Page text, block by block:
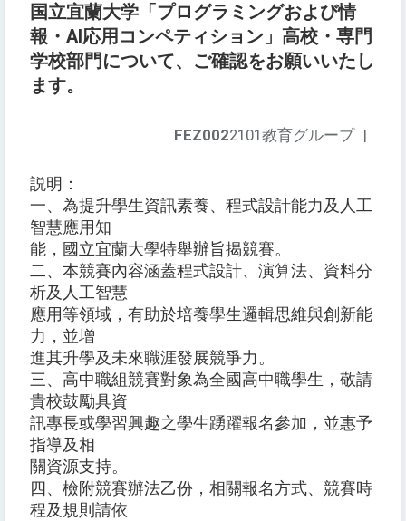
国立宜蘭大学「プログラミングおよび情
報・AI応用コンペティション」高校・専門
学校部門について、ご確認をお願いいたし
ます。
FEZ0022101教育グループ |
説明：
一、為提升學生資訊素養、程式設計能力及人工
智慧應用知
能，國立宜蘭大學特舉辦旨揭競賽。
二、本競賽內容涵蓋程式設計、演算法、資料分
析及人工智慧
應用等領域，有助於培養學生邏輯思維與創新能
力，並增
進其升學及未來職涯發展競爭力。
三、高中職組競賽對象為全國高中職學生，敬請
貴校鼓勵具資
訊專長或學習興趣之學生踴躍報名參加，並惠予
指導及相
關資源支持。
四、檢附競賽辦法乙份，相關報名方式、競賽時
程及規則請依